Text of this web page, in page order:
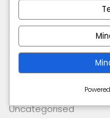
Mi a különbség
Uncategorised